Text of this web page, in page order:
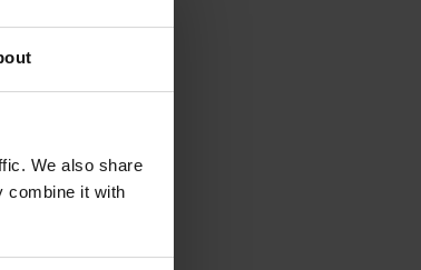
We also share
combine it with